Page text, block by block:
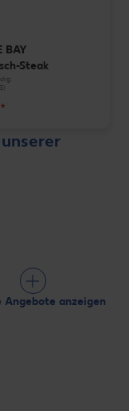
BAY
Steak
*
Angebote anzeigen